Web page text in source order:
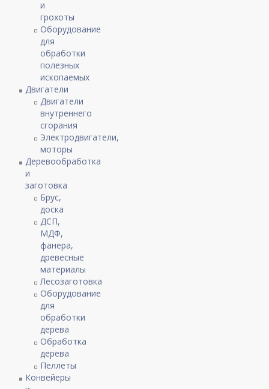
и
грохоты
Оборудование
для
обработки
полезных
ископаемых
Двигатели
Двигатели
внутреннего
сгорания
Электродвигатели,
моторы
Деревообработка
и
заготовка
Брус,
доска
ДСП,
МДФ,
фанера,
древесные
материалы
Лесозаготовка
Оборудование
для
обработки
дерева
Обработка
дерева
Пеллеты
Конвейеры